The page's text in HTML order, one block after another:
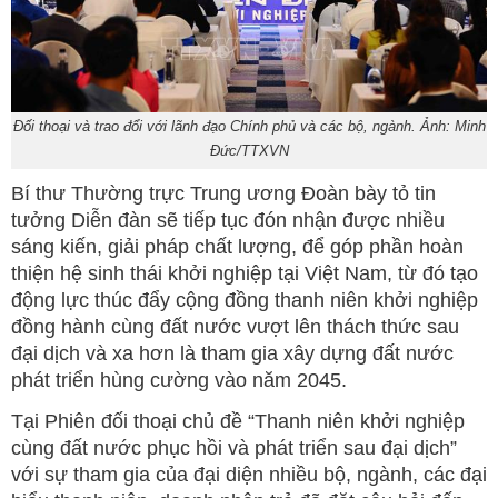
Đối thoại và trao đổi với lãnh đạo Chính phủ và các bộ, ngành. Ảnh: Minh
Đức/TTXVN
Bí thư Thường trực Trung ương Đoàn bày tỏ tin
tưởng Diễn đàn sẽ tiếp tục đón nhận được nhiều
sáng kiến, giải pháp chất lượng, để góp phần hoàn
thiện hệ sinh thái khởi nghiệp tại Việt Nam, từ đó tạo
động lực thúc đẩy cộng đồng thanh niên khởi nghiệp
đồng hành cùng đất nước vượt lên thách thức sau
đại dịch và xa hơn là tham gia xây dựng đất nước
phát triển hùng cường vào năm 2045.
Tại Phiên đối thoại chủ đề “Thanh niên khởi nghiệp
cùng đất nước phục hồi và phát triển sau đại dịch”
với sự tham gia của đại diện nhiều bộ, ngành, các đại